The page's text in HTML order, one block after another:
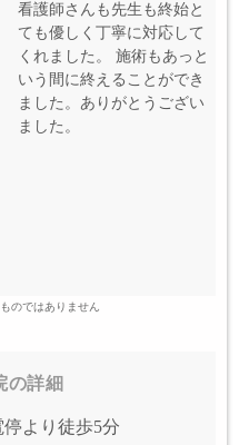
看護師さんも先生も終始と
ても優しく丁寧に対応して
くれました。 施術もあっと
いう間に終えることができ
ました。ありがとうござい
ました。
のではありません
の詳細
より徒歩5分